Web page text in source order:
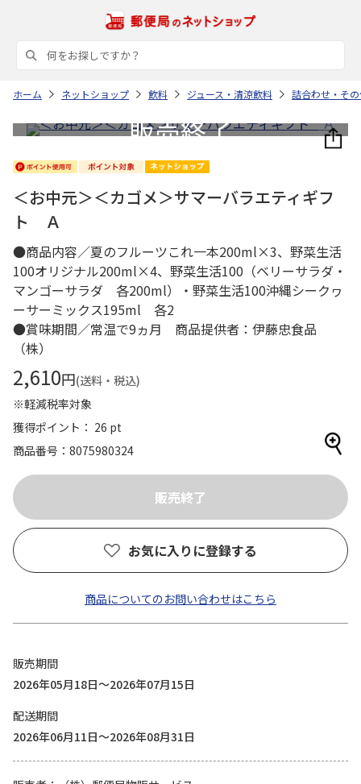
ホーム ネットショップ 飲料 ジュース・清涼飲料 詰合わせ・そ
＜お中元＞＜カゴメ＞サマーバラエティギフ
ト Ａ
●商品内容／夏のフルーツこれ一本200ml×3、野菜生活
100オリジナル200ml×4、野菜生活100（ベリーサラダ・
マンゴーサラダ 各200ml）・野菜生活100沖縄シークヮ
ーサーミックス195ml 各2
●賞味期間／常温で9ヵ月 商品提供者：伊藤忠食品
（株）
2,610円(送料・税込)
※軽減税率対象
獲得ポイント： 26 pt
商品番号
8075980324
お気に入りに登録する
商品についてのお問い合わせはこちら
販売期間
2026年05月18日～2026年07月15日
配送期間
2026年06月11日～2026年08月31日